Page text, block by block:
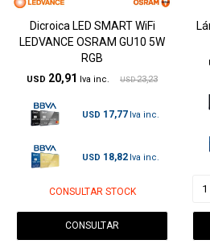
Dicroica LED SMART WiFi
LEDVANCE OSRAM GU10 5W
RGB
USD 20,91 USD 23,23
USD 17,77
USD 18,82
CONSULTAR STOCK
CONSULTAR